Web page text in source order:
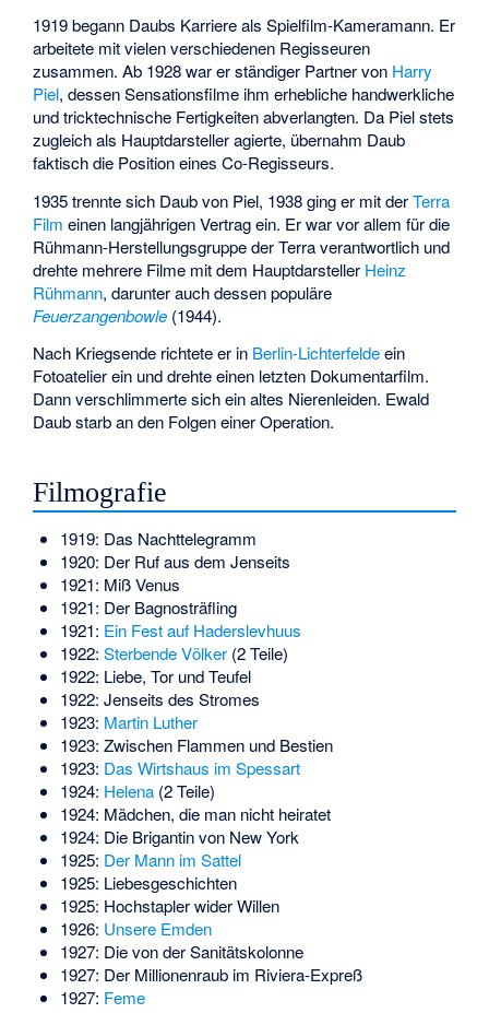
1919 begann Daubs Karriere als Spielfilm-Kameramann. Er
arbeitete mit vielen verschiedenen Regisseuren
zusammen. Ab 1928 war er ständiger Partner von Harry
Piel, dessen Sensationsfilme ihm erhebliche handwerkliche
und tricktechnische Fertigkeiten abverlangten. Da Piel stets
zugleich als Hauptdarsteller agierte, übernahm Daub
faktisch die Position eines Co-Regisseurs.
1935 trennte sich Daub von Piel, 1938 ging er mit derTerra
Film einen langjährigen Vertrag ein. Er war vor allem für die
Rühmann-Herstellungsgruppe der Terra verantwortlich und
drehte mehrere Filme mit dem Hauptdarsteller Heinz
Rühmann, darunter auch dessen populäre
Feuerzangenbowle (1944).
Nach Kriegsende richtete er in Berlin-Lichterfeldeein
Fotoatelier ein und drehte einen letzten Dokumentarfilm.
Dann verschlimmerte sich ein altes Nierenleiden. Ewald
Daub starb an den Folgen einer Operation.
Filmografie
1919: Das Nachttelegramm
1920: Der Ruf aus dem Jenseits
1921: Miß Venus
1921: Der Bagnosträfling
1921: Ein Fest auf Haderslevhuus
1922: Sterbende Völker(2 Teile)
1922: Liebe, Tor und Teufel
1922: Jenseits des Stromes
1923: Martin Luther
1923: Zwischen Flammen und Bestien
1923: Das Wirtshaus im Spessart
1924: Helena(2 Teile)
1924: Mädchen, die man nicht heiratet
1924: Die Brigantin von New York
1925: Der Mann im Sattel
1925: Liebesgeschichten
1925: Hochstapler wider Willen
1926: Unsere Emden
1927: Die von der Sanitätskolonne
1927: Der Millionenraub im Riviera-Expreß
1927: Feme